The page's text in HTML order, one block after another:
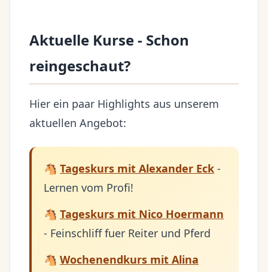
Aktuelle Kurse - Schon
reingeschaut?
Hier ein paar Highlights aus unserem
aktuellen Angebot:
🐴 Tageskurs mit Alexander Eck -
Lernen vom Profi!
🐴 Tageskurs mit Nico Hoermann
- Feinschliff fuer Reiter und Pferd
🐴 Wochenendkurs mit Alina